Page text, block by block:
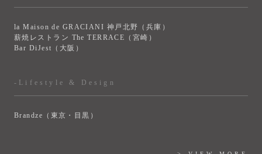
la Maison de GRACIANI 神戸北野（兵庫）
薪焼レストラン The TERRACE（宮崎）
Bar DiJest（大阪）
-Lifestyle & Design
Brandze（東京・目黒）